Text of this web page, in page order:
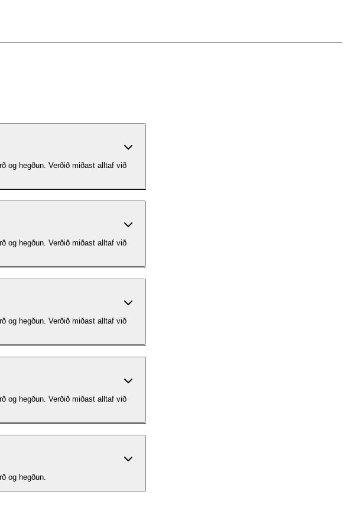
og hegðun. Verðið miðast alltaf við
og hegðun. Verðið miðast alltaf við
og hegðun. Verðið miðast alltaf við
og hegðun. Verðið miðast alltaf við
og hegðun.